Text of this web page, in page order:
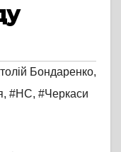
Бондаренко,
, #НС, #Черкаси